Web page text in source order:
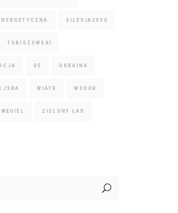
SILESIA2030
TOBISZOWSKI
UE UKRAINA
WIATR WODÓR
WĘGIEL ZIELONY ŁAD